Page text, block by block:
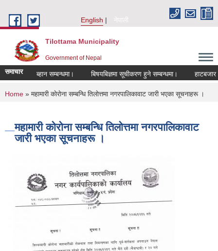
English
नेपाली
Tilottama Municipality
Government of Nepal
समाचार
आब्हान सम्बन्धमा। बिषयबिज्ञमा सूचीकरण हुने सम्बन्धमा। हाटबजार ठेका
You are here
Home » महामारी काेराेना सम्बन्धि तिलाेत्तमा नगरपालिकावाट जारी भएका सूचनाहरू ।
महामारी काेराेना सम्बन्धि तिलाेत्तमा नगरपालिकावाट
जारी भएका सूचनाहरू ।